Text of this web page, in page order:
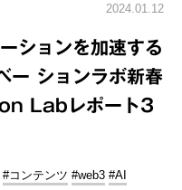
2024.01.12
ションを加速する
ションラボ新春
Labレポート3
#コンテンツ #web3 #AI